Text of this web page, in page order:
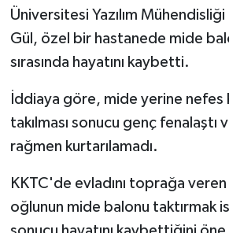
Üniversitesi Yazılım
Gül, özel bir hastanede mide
sırasında hayatını kaybetti.
İddiaya göre, mide yerine nefes
takılması sonucu genç fenalaştı
rağmen kurtarılamadı.
KKTC'de evladını toprağa
oğlunun mide balonu taktırmak